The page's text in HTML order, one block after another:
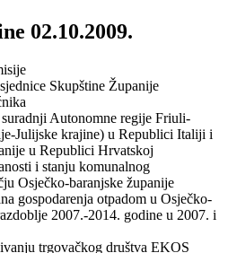
02.10.2009.
Skupštine Županije
Autonomne regije Friuli-
Julijske krajine) u Republici Italiji i
u Republici Hrvatskoj
i stanju komunalnog
Osječko-baranjske županije
gospodarenja otpadom u Osječko-
2007.-2014. godine u 2007. i
trgovačkog društva EKOS